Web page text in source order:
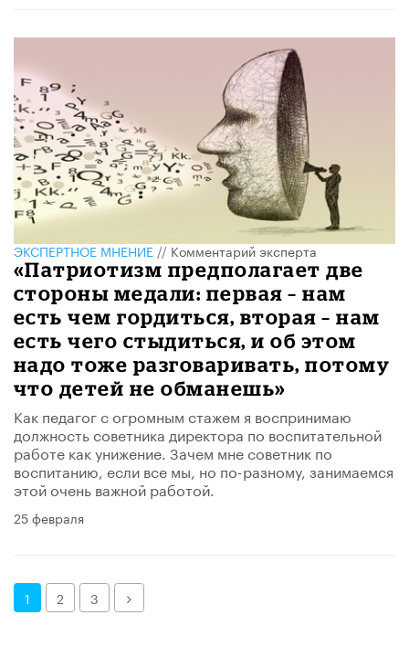
ЭКСПЕРТНОЕ МНЕНИЕ//Комментарий эксперта
«Патриотизм предполагает две
стороны медали: первая – нам
есть чем гордиться, вторая – нам
есть чего стыдиться, и об этом
надо тоже разговаривать, потому
что детей не обманешь»
Как педагог с огромным стажем я воспринимаю
должность советника директора по воспитательной
работе как унижение. Зачем мне советник по
воспитанию, если все мы, но по-разному, занимаемся
этой очень важной работой.
25 февраля
1 2 3 Далее